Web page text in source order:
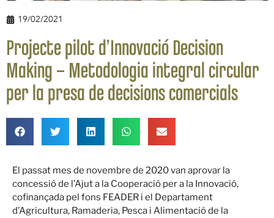
19/02/2021
Projecte pilot d’Innovació Decision
Making – Metodologia integral circular
per la presa de decisions comercials
El passat mes de novembre de 2020 van aprovar la
concessió de l’Ajut a la Cooperació per a la Innovació,
cofinançada pel fons FEADER i el Departament
d’Agricultura, Ramaderia, Pesca i Alimentació de la